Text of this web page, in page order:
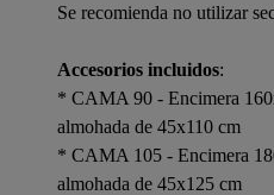
Se recomienda no utilizar
Accesorios incluidos:
* CAMA 90 - Encimera
almohada de 45x110 cm
* CAMA 105 - Encimera
almohada de 45x125 cm